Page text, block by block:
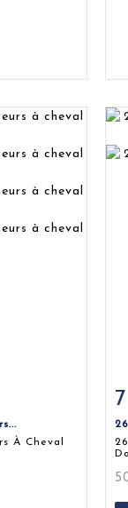
À Cheval
7